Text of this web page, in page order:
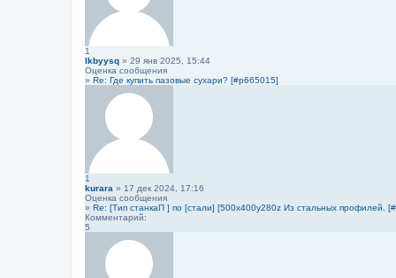
1
lkbyysq » 29 янв 2025, 15:44
Оценка сообщения
» Re: Где купить пазовые сухари? [#p665015]
1
kurara » 17 дек 2024, 17:16
Оценка сообщения
» Re: [Тип станкаП ] по [стали] [500х400у280z Из стальных профилей.
Комментарий:
5